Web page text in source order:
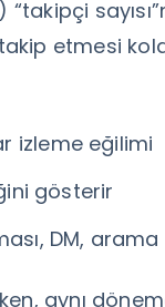
etmesi
izleme eğilimi
gösterir
DM, arama
aynı